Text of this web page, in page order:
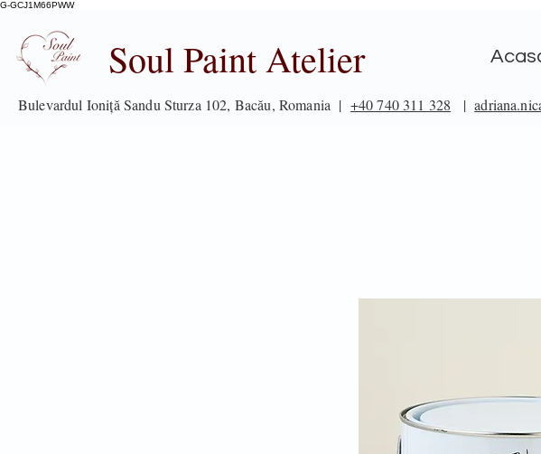
G-GCJ1M66PWW
Soul Paint Atelier
Bulevardul Ioniță Sandu Sturza 102, Bacău, Romania | +40 740 311 328 |